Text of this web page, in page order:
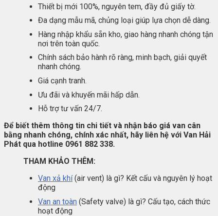
Thiết bị mới 100%, nguyên tem, đầy đủ giấy tờ.
Đa dạng mẫu mã, chủng loại giúp lựa chọn dễ dàng.
Hàng nhập khẩu sẵn kho, giao hàng nhanh chóng tận
nơi trên toàn quốc.
Chính sách bảo hành rõ ràng, minh bạch, giải quyết
nhanh chóng.
Giá cạnh tranh.
Ưu đãi và khuyến mãi hấp dẫn.
Hỗ trợ tư vấn 24/7.
Để biết thêm thông tin chi tiết và nhận báo giá van cân
bằng nhanh chóng, chính xác nhất, hãy liên hệ với Van Hải
Phát qua hotline 0961 882 338.
THAM KHẢO THÊM:
Van xả khí(air vent) là gì? Kết cấu và nguyên lý hoạt
động
Van an toàn (Safety valve) là gì? Cấu tạo, cách thức
hoạt động